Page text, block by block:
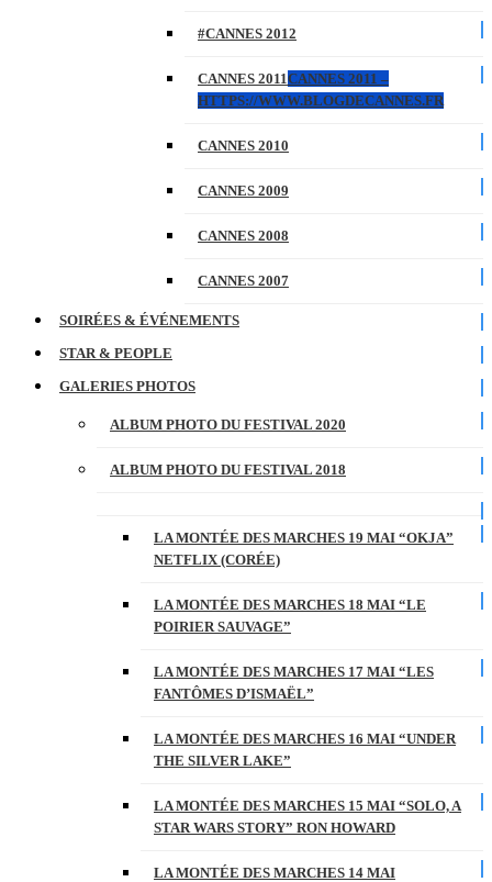
#CANNES 2012
CANNES 2011CANNES 2011 –
HTTPS://WWW.BLOGDECANNES.FR
CANNES 2010
CANNES 2009
CANNES 2008
CANNES 2007
SOIRÉES & ÉVÉNEMENTS
STAR & PEOPLE
GALERIES PHOTOS
ALBUM PHOTO DU FESTIVAL 2020
ALBUM PHOTO DU FESTIVAL 2018
LA MONTÉE DES MARCHES 19 MAI “OKJA”
NETFLIX (CORÉE)
LA MONTÉE DES MARCHES 18 MAI “LE
POIRIER SAUVAGE”
LA MONTÉE DES MARCHES 17 MAI “LES
FANTÔMES D’ISMAËL”
LA MONTÉE DES MARCHES 16 MAI “UNDER
THE SILVER LAKE”
LA MONTÉE DES MARCHES 15 MAI “SOLO, A
STAR WARS STORY” RON HOWARD
LA MONTÉE DES MARCHES 14 MAI